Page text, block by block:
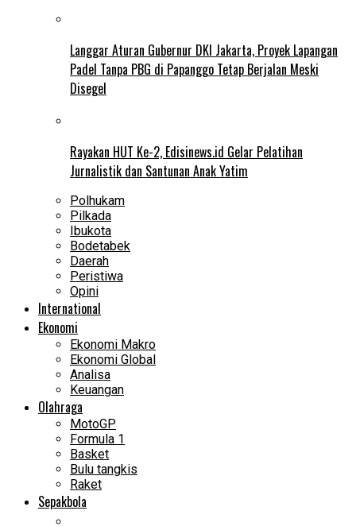
Langgar Aturan Gubernur DKI Jakarta, Proyek Lapangan
Padel Tanpa PBG di Papanggo Tetap Berjalan Meski
Disegel
Rayakan HUT Ke-2, Edisinews.id Gelar Pelatihan
Jurnalistik dan Santunan Anak Yatim
Polhukam
Pilkada
Ibukota
Bodetabek
Daerah
Peristiwa
Opini
International
Ekonomi
Ekonomi Makro
Ekonomi Global
Analisa
Keuangan
Olahraga
MotoGP
Formula 1
Basket
Bulu tangkis
Raket
Sepakbola